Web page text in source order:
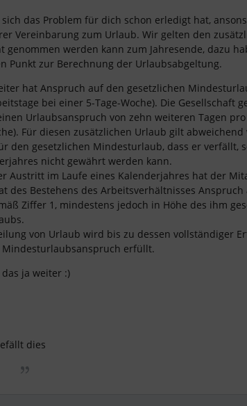
das Problem für dich schon erledigt hat,
Vereinbarung zum Urlaub. Wir gelten den
genommen werden kann zum Jahresende, dazu
Punkt zur Berechnung der Urlaubsabgeltung.
hat Anspruch auf den gesetzlichen
bei einer 5-Tage-Woche). Die Gesellschaft
Urlaubsanspruch von zehn weiteren Tagen
Für diesen zusätzlichen Urlaub gilt
den gesetzlichen Mindesturlaub, dass er verfällt,
nicht gewährt werden kann.
Austritt im Laufe eines Kalenderjahres hat der
des Bestehens des Arbeitsverhältnisses
Ziffer 1, mindestens jedoch in Höhe des ihm
von Urlaub wird bis zu dessen vollständiger
Mindesturlaubsanspruch erfüllt.
ja weiter :)
dies